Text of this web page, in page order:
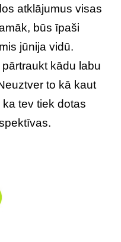
atklājumus visas
būs īpaši
jūnija vidū.
kādu labu
to kā kaut
tev tiek dotas